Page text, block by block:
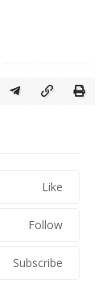
Like
Follow
Subscribe